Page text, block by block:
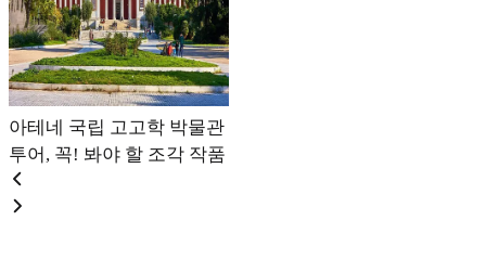
아테네 국립 고고학 박물관
투어, 꼭! 봐야 할 조각 작품